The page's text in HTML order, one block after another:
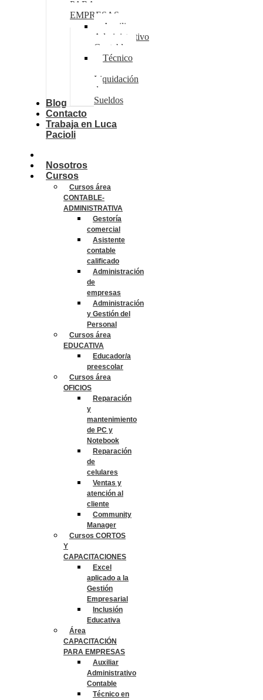
PARA
EMPRESAS
Auxiliar
Administrativo
Contable
Técnico
Liquidación
de
Sueldos
Blog
Contacto
Trabaja en Luca
Pacioli
Nosotros
Cursos
Cursos área
CONTABLE-
ADMINISTRATIVA
Gestoría
comercial
Asistente
contable
calificado
Administración
de
empresas
Administración
y Gestión del
Personal
Cursos área
EDUCATIVA
Educador/a
preescolar
Cursos área
OFICIOS
Reparación
y
mantenimiento
de PC y
Notebook
Reparación
de
celulares
Ventas y
atención al
cliente
Community
Manager
Cursos CORTOS
Y
CAPACITACIONES
Excel
aplicado a la
Gestión
Empresarial
Inclusión
Educativa
Área
CAPACITACIÓN
PARA EMPRESAS
Auxiliar
Administrativo
Contable
Técnico en